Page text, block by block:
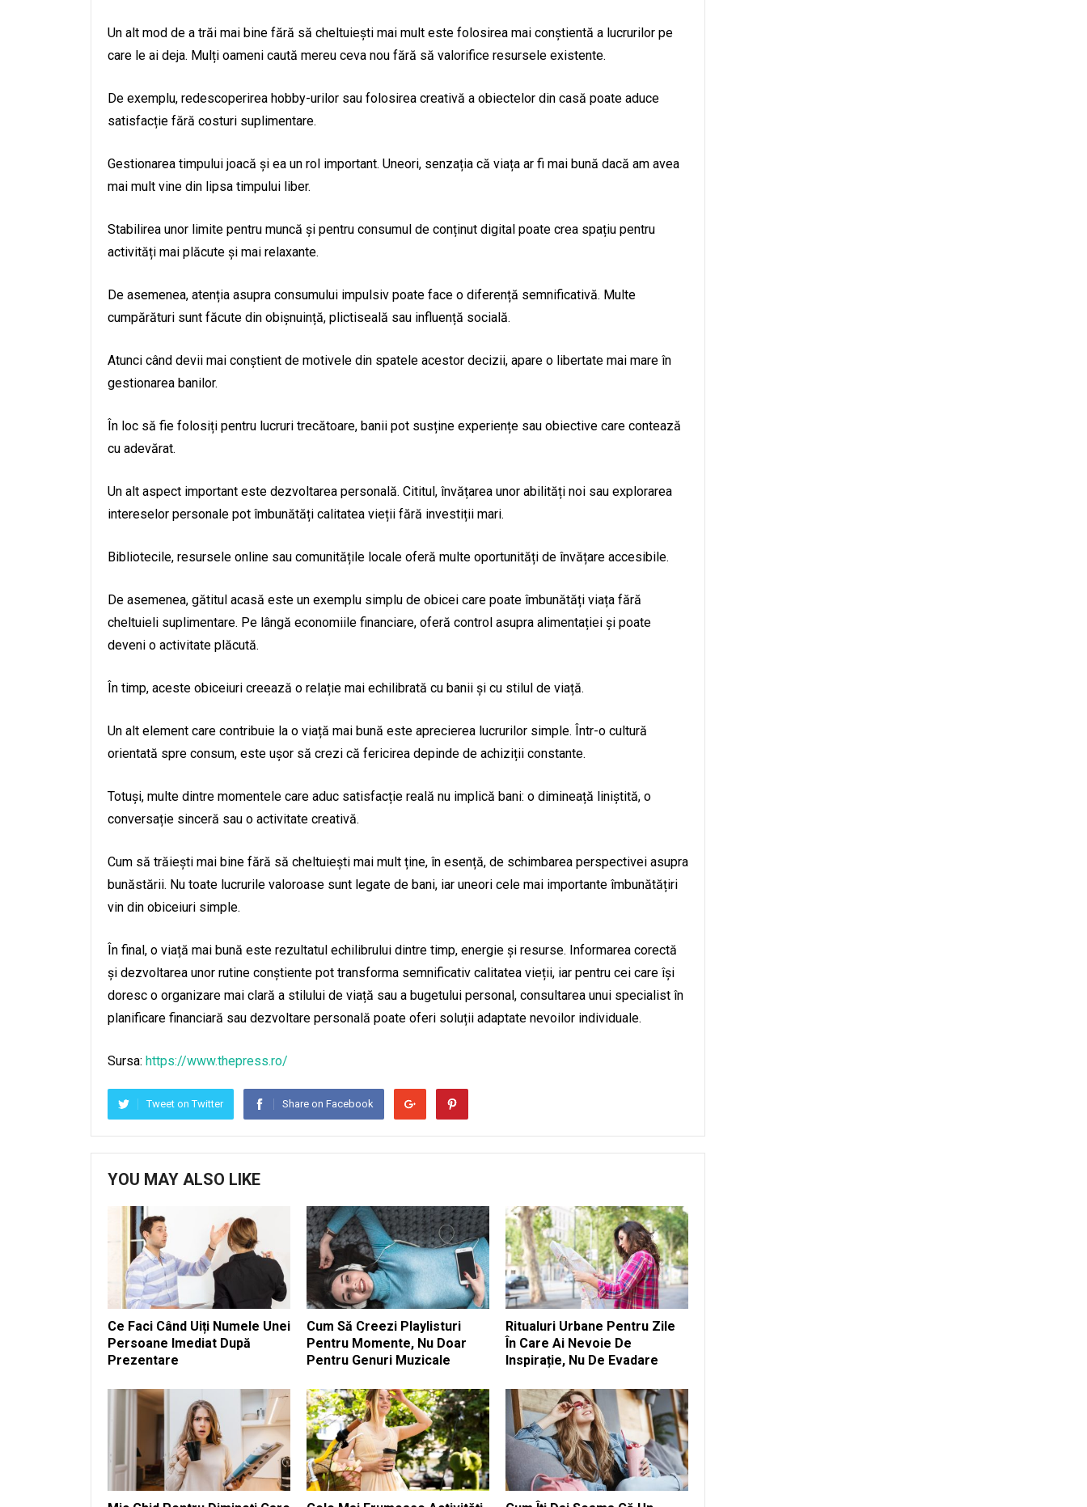
Un alt mod de a trăi mai bine fără să cheltuiești mai mult este folosirea mai conștientă a lucrurilor pe
care le ai deja. Mulți oameni caută mereu ceva nou fără să valorifice resursele existente.
De exemplu, redescoperirea hobby-urilor sau folosirea creativă a obiectelor din casă poate aduce
satisfacție fără costuri suplimentare.
Gestionarea timpului joacă și ea un rol important. Uneori, senzația că viața ar fi mai bună dacă am avea
mai mult vine din lipsa timpului liber.
Stabilirea unor limite pentru muncă și pentru consumul de conținut digital poate crea spațiu pentru
activități mai plăcute și mai relaxante.
De asemenea, atenția asupra consumului impulsiv poate face o diferență semnificativă. Multe
cumpărături sunt făcute din obișnuință, plictiseală sau influență socială.
Atunci când devii mai conștient de motivele din spatele acestor decizii, apare o libertate mai mare în
gestionarea banilor.
În loc să fie folosiți pentru lucruri trecătoare, banii pot susține experiențe sau obiective care contează
cu adevărat.
Un alt aspect important este dezvoltarea personală. Cititul, învățarea unor abilități noi sau explorarea
intereselor personale pot îmbunătăți calitatea vieții fără investiții mari.
Bibliotecile, resursele online sau comunitățile locale oferă multe oportunități de învățare accesibile.
De asemenea, gătitul acasă este un exemplu simplu de obicei care poate îmbunătăți viața fără
cheltuieli suplimentare. Pe lângă economiile financiare, oferă control asupra alimentației și poate
deveni o activitate plăcută.
În timp, aceste obiceiuri creează o relație mai echilibrată cu banii și cu stilul de viață.
Un alt element care contribuie la o viață mai bună este aprecierea lucrurilor simple. Într-o cultură
orientată spre consum, este ușor să crezi că fericirea depinde de achiziții constante.
Totuși, multe dintre momentele care aduc satisfacție reală nu implică bani: o dimineață liniștită, o
conversație sinceră sau o activitate creativă.
Cum să trăiești mai bine fără să cheltuiești mai mult ține, în esență, de schimbarea perspectivei asupra
bunăstării. Nu toate lucrurile valoroase sunt legate de bani, iar uneori cele mai importante îmbunătățiri
vin din obiceiuri simple.
În final, o viață mai bună este rezultatul echilibrului dintre timp, energie și resurse. Informarea corectă
și dezvoltarea unor rutine conștiente pot transforma semnificativ calitatea vieții, iar pentru cei care își
doresc o organizare mai clară a stilului de viață sau a bugetului personal, consultarea unui specialist în
planificare financiară sau dezvoltare personală poate oferi soluții adaptate nevoilor individuale.
Sursa: https://www.thepress.ro/
Tweet on Twitter Share on Facebook
YOU MAY ALSO LIKE
Ce Faci Când Uiți Numele Unei
Persoane Imediat După
Prezentare
Cum Să Creezi Playlisturi
Pentru Momente, Nu Doar
Pentru Genuri Muzicale
Ritualuri Urbane Pentru Zile
În Care Ai Nevoie De
Inspirație, Nu De Evadare